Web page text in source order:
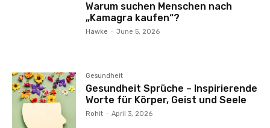
Warum suchen Menschen nach
„Kamagra kaufen“?
Hawke - June 5, 2026
Gesundheit
Gesundheit Sprüche – Inspirierende
Worte für Körper, Geist und Seele
Rohit - April 3, 2026